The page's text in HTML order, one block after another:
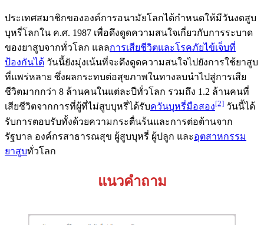
ประเทศสมาชิกขององค์การอนามัยโลกได้กำหนดให้มีวันงดสูบ
บุหรี่โลกใน ค.ศ. 1987 เพื่อดึงดูดความสนใจเกี่ยวกับการระบาด
ของยาสูบจากทั่วโลก แลลการเสียชีวิตและโรคภัยไข้เจ็บที่
ป้องกันได้ วันนี้ยังมุ่งเน้นที่จะดึงดูดความสนใจไปยังการใช้ยาสูบ
ที่แพร่หลาย ซึ่งผลกระทบต่อสุขภาพในทางลบนำไปสู่การเสีย
ชีวิตมากกว่า 8 ล้านคนในแต่ละปีทั่วโลก รวมถึง 1.2 ล้านคนที่
เสียชีวิตจากการที่ผู้ที่ไม่สูบบุหรี่ได้รับควันบุหรี่มือสอง[2] วันนี้ได้
รับการตอบรับทั้งด้วยความกระตื่นร้นและการต่อต้านจาก
รัฐบาล องค์กรสาธารณสุข ผู้สูบบุหรี่ ผู้ปลูก และอุตสาหกรรม
ยาสูบทั่วโลก
แนวคำถาม